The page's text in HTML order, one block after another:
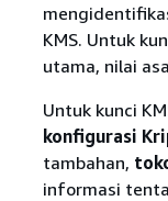
KMS. Untuk
utama, nilai
Untuk kunci
konfigurasi
tambahan,
informasi